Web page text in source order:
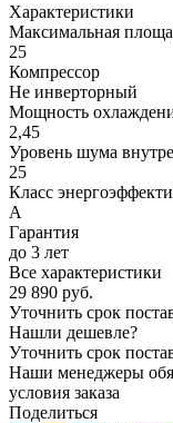
Характеристики
Максимальная
25
Компрессор
Не инверторный
Мощность
2,45
Уровень шума
25
Класс
А
Гарантия
до 3 лет
Все характеристики
29 890 руб.
Уточнить срок
Нашли дешевле?
Уточнить срок
Наши менеджеры
условия заказа
Поделиться